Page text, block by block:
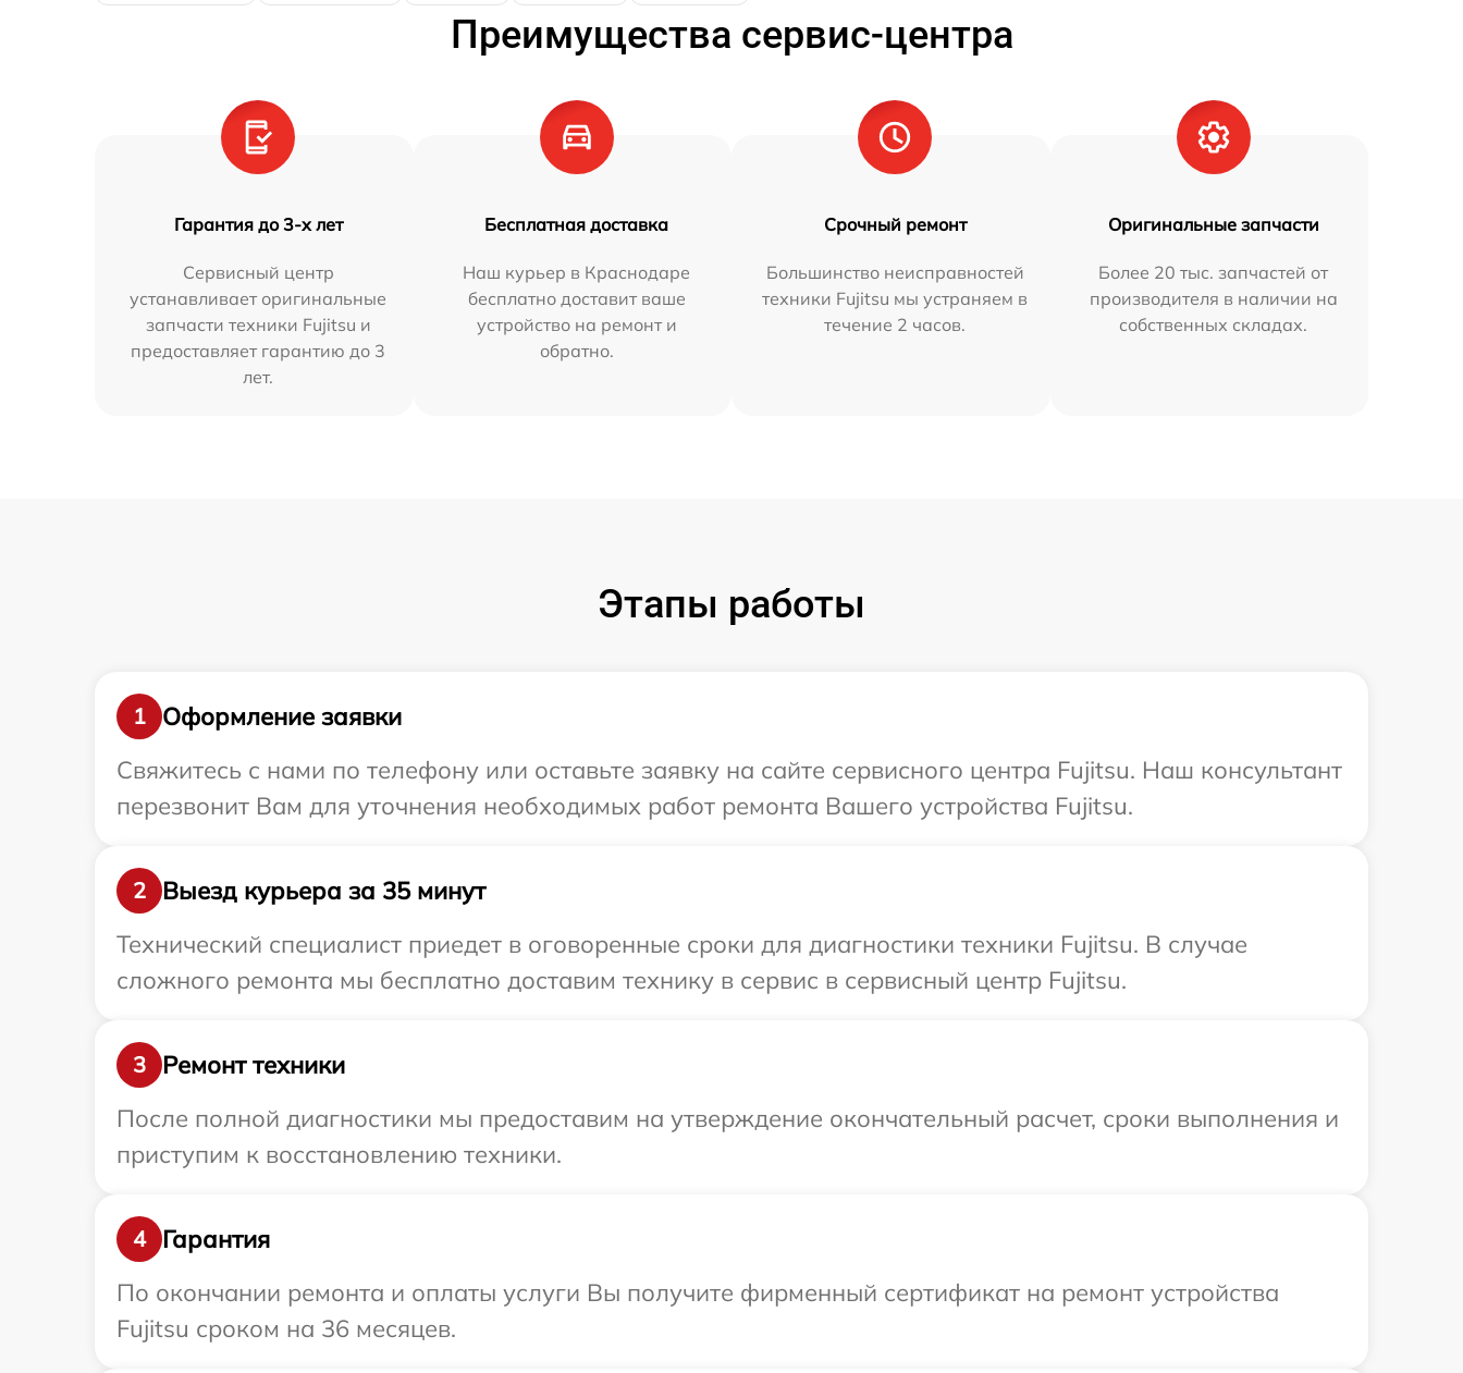
Преимущества сервис-центра
Гарантия до 3-х лет
Сервисный центр
устанавливает оригинальные
запчасти техники Fujitsu и
предоставляет гарантию до 3
лет.
Бесплатная доставка
Наш курьер в Краснодаре
бесплатно доставит ваше
устройство на ремонт и
обратно.
Срочный ремонт
Большинство неисправностей
техники Fujitsu мы устраняем в
течение 2 часов.
Оригинальные запчасти
Более 20 тыс. запчастей от
производителя в наличии на
собственных складах.
Этапы работы
1
Оформление заявки
Свяжитесь с нами по телефону или оставьте заявку на сайте сервисного центра Fujitsu. Наш консультант
перезвонит Вам для уточнения необходимых работ ремонта Вашего устройства Fujitsu.
2
Выезд курьера за 35 минут
Технический специалист приедет в оговоренные сроки для диагностики техники Fujitsu. В случае
сложного ремонта мы бесплатно доставим технику в сервис в сервисный центр Fujitsu.
3
Ремонт техники
После полной диагностики мы предоставим на утверждение окончательный расчет, сроки выполнения и
приступим к восстановлению техники.
4
Гарантия
По окончании ремонта и оплаты услуги Вы получите фирменный сертификат на ремонт устройства
Fujitsu сроком на 36 месяцев.